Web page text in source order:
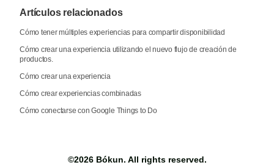
Artículos relacionados
Cómo tener múltiples experiencias para compartir disponibilidad
Cómo crear una experiencia utilizando el nuevo flujo de creación de
productos.
Cómo crear una experiencia
Cómo crear experiencias combinadas
Cómo conectarse con Google Things to Do
©2026 Bókun. All rights reserved.